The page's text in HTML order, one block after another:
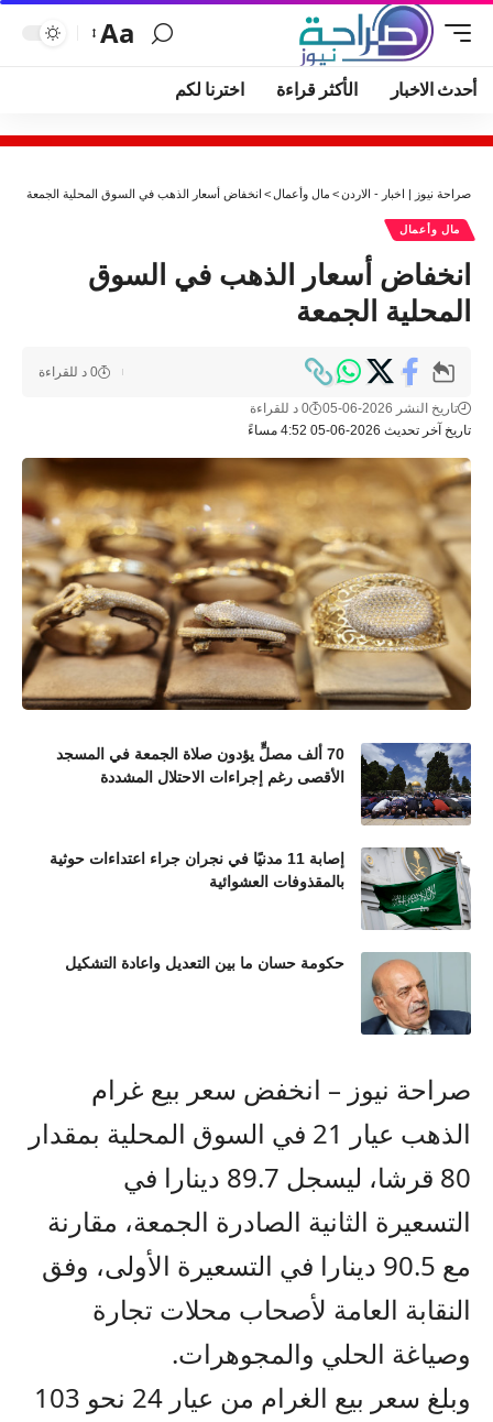
Aa
أحدث الاخبار الأكثر قراءة اخترنا لكم
صراحة نيوز | اخبار - الاردن> مال وأعمال > انخفاض أسعار الذهب في السوق المحلية الجمعة
مال وأعمال
انخفاض أسعار الذهب في السوق
المحلية الجمعة
تاريخ آخر تحديث 2026-06-05 4:52 مساءً
تاريخ النشر 2026-06-05 0 د للقراءة
0 د للقراءة
70 ألف مصلٍّ يؤدون صلاة الجمعة في المسجد
الأقصى رغم إجراءات الاحتلال المشددة
إصابة 11 مدنيًا في نجران جراء اعتداءات حوثية
بالمقذوفات العشوائية
حكومة حسان ما بين التعديل واعادة التشكيل
صراحة نيوز – انخفض سعر بيع غرام
الذهب عيار 21 في السوق المحلية بمقدار
80 قرشا، ليسجل 89.7 دينارا في
التسعيرة الثانية الصادرة الجمعة، مقارنة
مع 90.5 دينارا في التسعيرة الأولى، وفق
النقابة العامة لأصحاب محلات تجارة
وصياغة الحلي والمجوهرات.
وبلغ سعر بيع الغرام من عيار 24 نحو 103